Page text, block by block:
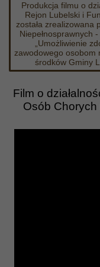
Produkcja filmu o
Rejon Lubelski i
została zrealizowana
Niepełnosprawnych
„Umożliwienie
zawodowego osobom
środków Gminy
Film o
Osób Chorych